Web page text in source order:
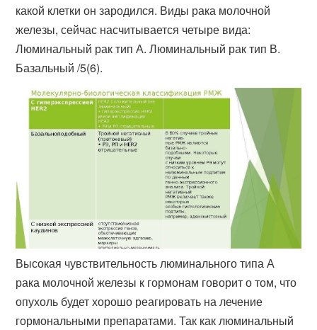
какой клетки он зародился. Виды рака молочной
железы, сейчас насчитывается четыре вида:
Люминальный рак тип А. Люминальный рак тип В.
Базальный /5(6).
Высокая чувствительность люминального типа А
рака молочной железы к гормонам говорит о том, что
опухоль будет хорошо реагировать на лечение
гормональными препаратами. Так как люминальный